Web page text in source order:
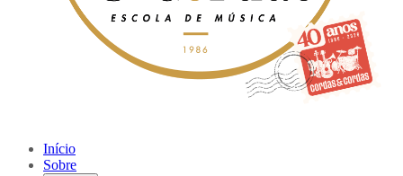
Início
Sobre